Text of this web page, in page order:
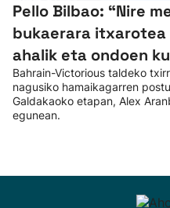
Pello Bilbao: “Nire
bukaerara itxarotea
ahalik eta ondoen
Bahrain-Victorious taldeko
nagusiko hamaikagarren
Galdakaoko etapan, Alex
egunean.